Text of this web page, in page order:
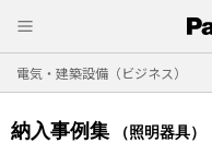
電気・建築設備（ビジネス）
納入事例集 （照明器具）